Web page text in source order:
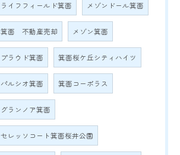
ライフフィールド箕面 メゾンドール箕面
箕面 不動産売却 メゾン箕面
プラウド箕面 箕面桜ケ丘シティハイツ
パルシオ箕面 箕面コーポラス
グランノア箕面
セレッソコート箕面桜井公園